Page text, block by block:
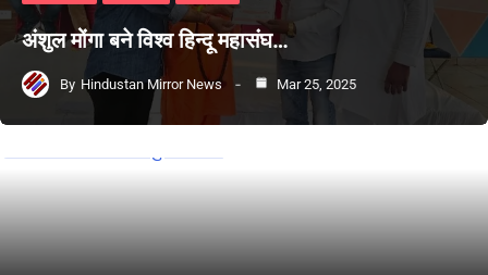
अंशुल मोंगा बने विश्व हिन्दू महासंघ…
By Hindustan Mirror News Mar 25, 2025